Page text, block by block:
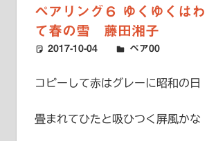
ペアリング６ ゆくゆくはわ
て春の雪 藤田湘子
2017-10-04 ハードエッジ
ペア00
コピーして赤はグレーに昭和の
畳まれてひたと吸ひつく屏風か